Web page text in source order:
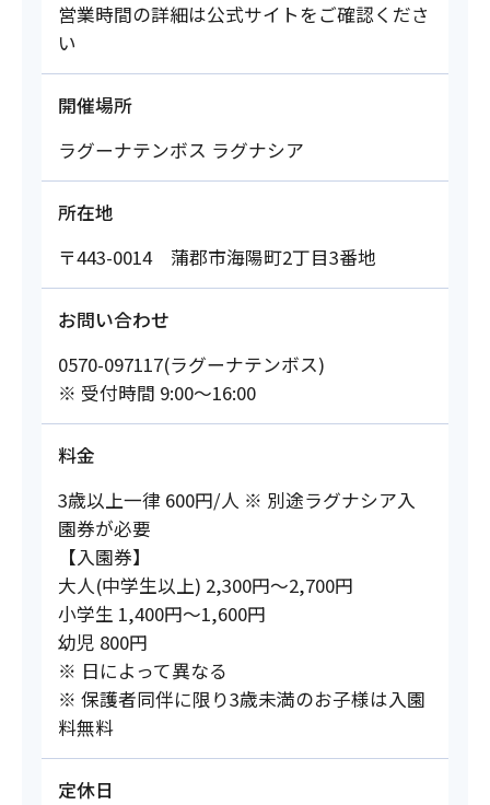
営業時間の詳細は公式サイトをご確認くださ
い
開催場所
ラグーナテンボス ラグナシア
所在地
〒443-0014 蒲郡市海陽町2丁目3番地
お問い合わせ
0570-097117(ラグーナテンボス)
※ 受付時間 9:00～16:00
料金
3歳以上一律 600円/人 ※ 別途ラグナシア入
園券が必要
【入園券】
大人(中学生以上) 2,300円～2,700円
小学生 1,400円～1,600円
幼児 800円
※ 日によって異なる
※ 保護者同伴に限り3歳未満のお子様は入園
料無料
定休日